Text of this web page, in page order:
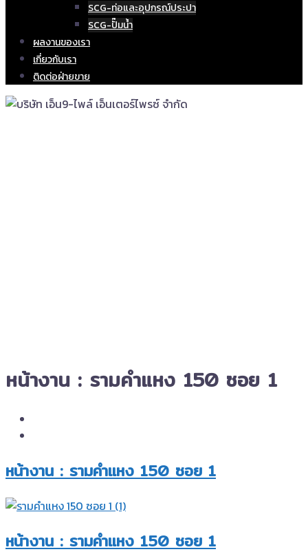
SCG-ท่อและอุปกรณ์ประปา
SCG-ปั๊มน้ำ
ผลงานของเรา
เกี่ยวกับเรา
ติดต่อฝ่ายขาย
หน้างาน : รามคำแหง 150 ซอย 1
หน้างาน : รามคำแหง 150 ซอย 1
หน้างาน : รามคำแหง 150 ซอย 1